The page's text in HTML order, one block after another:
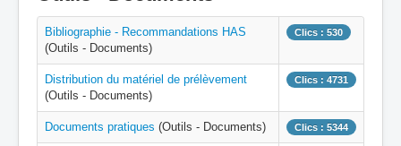
Bibliographie - Recommandations HAS
(Outils - Documents)
Clics : 530
Distribution du matériel de prélèvement
(Outils - Documents)
Clics : 4731
Documents pratiques (Outils - Documents) Clics : 5344